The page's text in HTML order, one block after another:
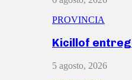
PROVINCIA
Kicillof
5 agosto, 2026